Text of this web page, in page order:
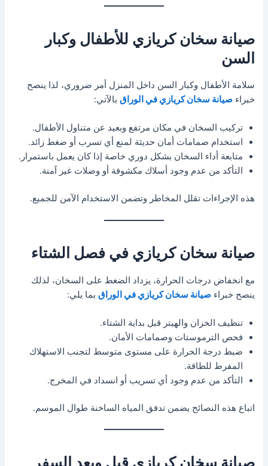
صيانة سخان كريازي للأطفال وكبار
السن
سلامة الأطفال وكبار السن داخل المنزل أمر ضروري، لذا ينصح
خبراءصيانة سخان كريازي في الوراق بالآتي:
تركيب السخان في مكان مرتفع وبعيد عن متناول الأطفال.
استخدام صمامات أمان حديثة لمنع أي تسرب أو ضغط زائد.
متابعة أداء السخان بشكل دوري خاصة إذا كان يعمل باستمرار.
التأكد من عدم وجود أسلاك مكشوفة أو وصلات غير آمنة.
هذه الإجراءات تقلل المخاطر وتضمن الاستخدام الآمن للجميع.
صيانة سخان كريازي في فصل الشتاء
مع انخفاض درجات الحرارة، يزداد الضغط على السخان، لذلك
ينصح خبراءصيانة سخان كريازي في الوراق بما يلي:
تنظيف الخزان والهيتر قبل بداية الشتاء.
فحص الترموستات وصمامات الأمان.
ضبط درجة الحرارة على مستوى متوسط لتجنب الاستهلاك
المفرط للطاقة.
التأكد من عدم وجود أي تسريب أو انسداد في المخرج.
اتباع هذه النصائح يضمن تدفق المياه الساخنة طوال الموسم.
صيانة سخان كريازي قبل وبعد السفر